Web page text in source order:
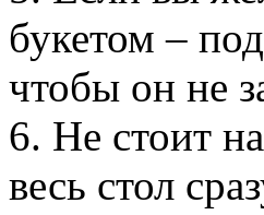
букетом –
чтобы он не
6. Не стоит
весь стол